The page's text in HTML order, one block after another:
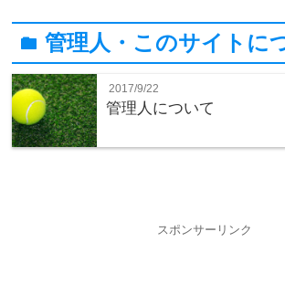
folder管理人・このサイトに
2017/9/22
管理人について
スポンサーリンク